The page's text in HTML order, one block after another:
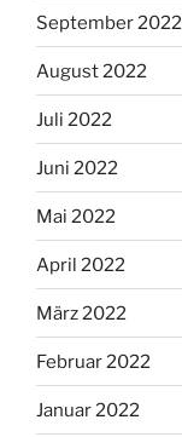
September 2022
August 2022
Juli 2022
Juni 2022
Mai 2022
April 2022
März 2022
Februar 2022
Januar 2022